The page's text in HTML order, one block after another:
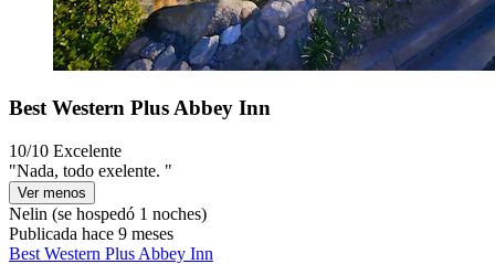
Best Western Plus Abbey Inn
10/10 Excelente
"Nada, todo exelente. "
Ver menos
Nelin (se hospedó 1 noches)
Publicada hace 9 meses
Best Western Plus Abbey Inn